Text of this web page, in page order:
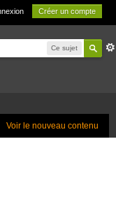
Créer un compte
Ce sujet
Voir le nouveau contenu